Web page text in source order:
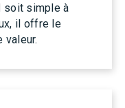
soit simple à
il offre le